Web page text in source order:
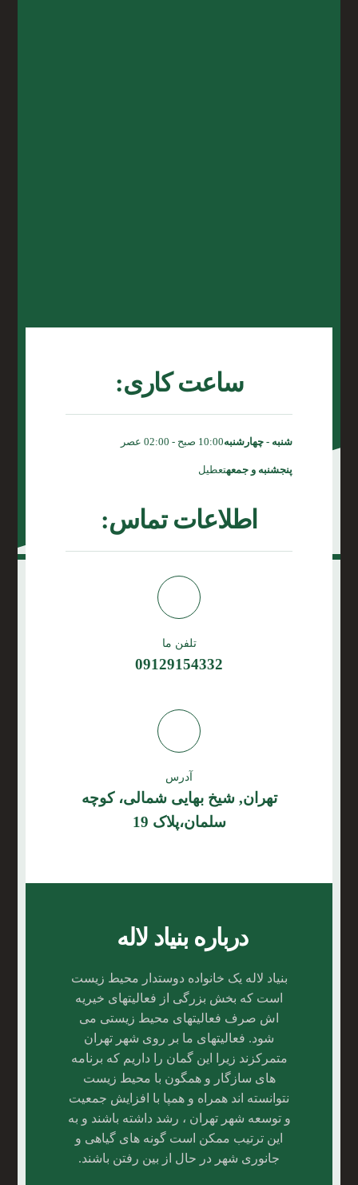
ساعت کاری:
شنبه - چهارشنبه10:00 صبح - 02:00 عصر
پنجشنبه و جمعهتعطیل
اطلاعات تماس:
تلفن ما
09129154332
آدرس
تهران, شیخ بهایی شمالی، کوچه
سلمان،پلاک 19
درباره بنیاد لاله
بنیاد لاله یک خانواده دوستدار محیط زیست
است که بخش بزرگی از فعالیتهای خیریه
اش صرف فعالیتهای محیط زیستی می
شود. فعالیتهای ما بر روی شهر تهران
متمرکزند زیرا این گمان را داریم که برنامه
های سازگار و همگون با محیط زیست
نتوانسته اند همراه و همپا با افزایش جمعیت
و توسعه شهر تهران ، رشد داشته باشند و به
این ترتیب ممکن است گونه های گیاهی و
جانوری شهر در حال از بین رفتن باشند.